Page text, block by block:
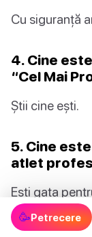
Cu siguranță
4. Cine
“Cel Mai
Știi cine ești.
5. Cine
atlet
Ești gata
6. Cine
🥳Petrecere